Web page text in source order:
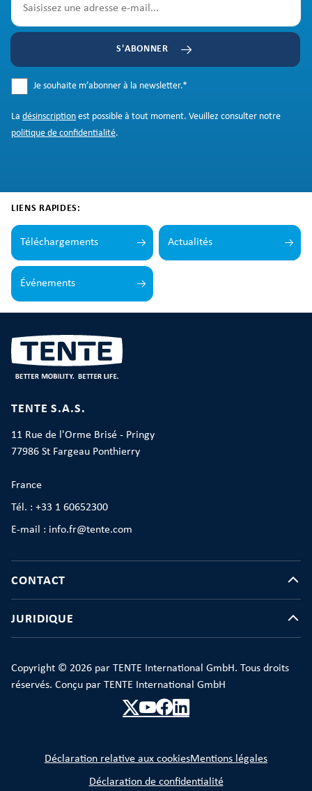
S'ABONNER
Je souhaite m’abonner à la newsletter.*
La désinscription est possible à tout moment. Veuillez consulter notre
politique de confidentialité.
LIENS RAPIDES:
Téléchargements Actualités
Événements
TENTE S.A.S.
11 Rue de l'Orme Brisé - Pringy
77986 St Fargeau Ponthierry
France
Tél. : +33 1 60652300
E-mail : info.fr@tente.com
CONTACT
JURIDIQUE
Copyright © 2026 par TENTE International GmbH. Tous droits
réservés. Conçu par TENTE International GmbH
Déclaration relative aux cookiesMentions légales
Déclaration de confidentialité